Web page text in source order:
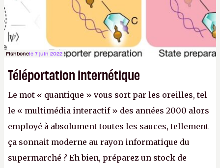
Fishbonele 7 juin 2022
Téléportation internétique
Le mot « quantique » vous sort par les oreilles, tel
le « multimédia interactif » des années 2000 alors
employé à absolument toutes les sauces, tellement
ça sonnait moderne au rayon informatique du
supermarché ? Eh bien, préparez un stock de